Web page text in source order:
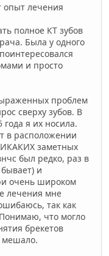
опыт лечения
полное КТ зубов
Была у одного
и просто
проблем
сверху зубов. В
года я их носила.
в расположении
заметных
был редко, раз в
и
очень широком
лечения мне
так как
что могло
брекетов
мешало.